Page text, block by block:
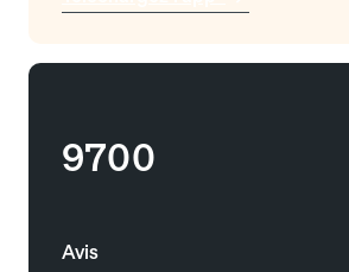
9700
Avis